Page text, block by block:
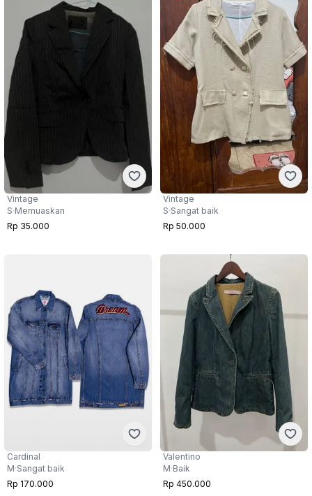
Vintage
S·Memuaskan
Rp 35.000
Vintage
S·Sangat baik
Rp 50.000
Cardinal
M·Sangat baik
Rp 170.000
Valentino
M·Baik
Rp 450.000